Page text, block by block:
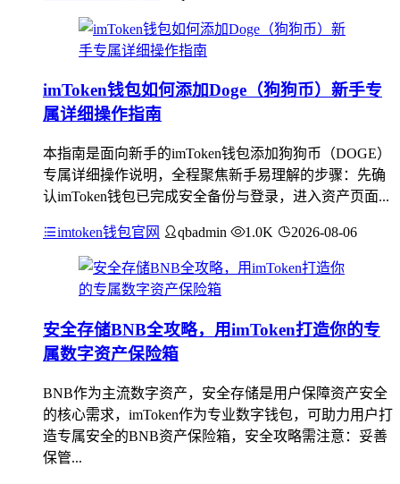
imToken钱包如何添加Doge（狗狗币）新手专
属详细操作指南
本指南是面向新手的imToken钱包添加狗狗币（DOGE）
专属详细操作说明，全程聚焦新手易理解的步骤：先确
认imToken钱包已完成安全备份与登录，进入资产页面...
imtoken钱包官网 qbadmin 1.0K 2026-08-06
安全存储BNB全攻略，用imToken打造你的专
属数字资产保险箱
BNB作为主流数字资产，安全存储是用户保障资产安全
的核心需求，imToken作为专业数字钱包，可助力用户打
造专属安全的BNB资产保险箱，安全攻略需注意：妥善
保管...